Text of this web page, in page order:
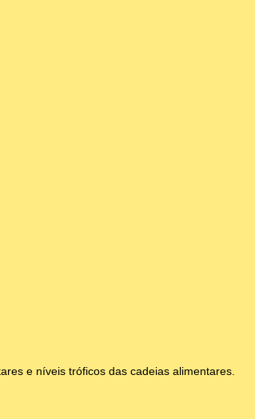
e níveis tróficos das cadeias alimentares.